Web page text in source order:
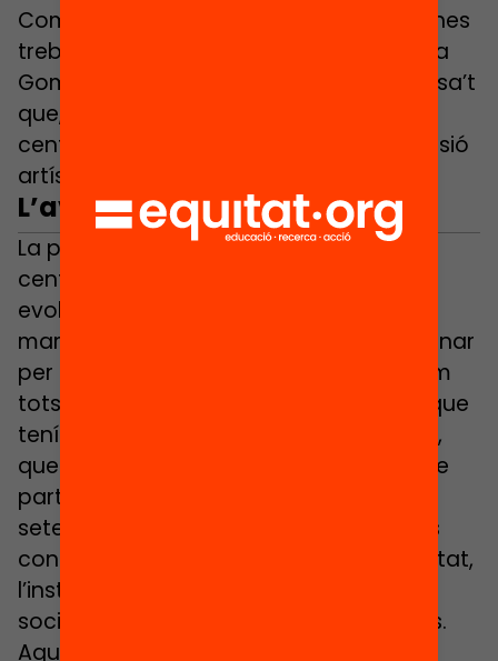
Com exemple, els primers dies els alumnes
treballaran en un mural junt l’artista Lara
Gombau, un projecte anomenat Expressa’t
que, seguint amb la línia de treball del
centre, farà ús de la cultura i de l’expressió
artística per treballar les emocions.
L’avaluació inicial
La primera pregunta que s’ha de fer el
centre és:
evolucionat els alumnes des que van
marxar el mes de març? “No hem de donar
per fet que aquest curs comencem com
tots els cursos, haurem d’adaptar allò que
teníem programat”, explica la directora,
que reconeix que aquest curs hauran de
partir de la prova inicial que fan cada
setembre i adaptar-la a les necessitats
concretes que identifiquin. Com a novetat,
l’institut escola Mangrané farà servir els
sociogrames a tots els nivells educatius.
Aquesta eina ajuda a conèixer com